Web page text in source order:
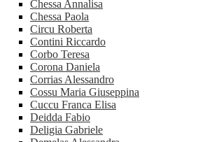
Chessa Annalisa
Chessa Paola
Circu Roberta
Contini Riccardo
Corbo Teresa
Corona Daniela
Corrias Alessandro
Cossu Maria Giuseppina
Cuccu Franca Elisa
Deidda Fabio
Deligia Gabriele